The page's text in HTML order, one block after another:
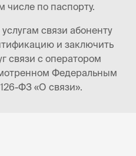
числе по паспорту.
связи абоненту
и заключить
связи с оператором
Федеральным
ФЗ «О связи».